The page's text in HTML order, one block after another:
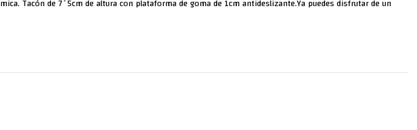
Tacón de 7´5cm de altura con plataforma de goma de 1cm antideslizante.Ya puedes disfrutar de un